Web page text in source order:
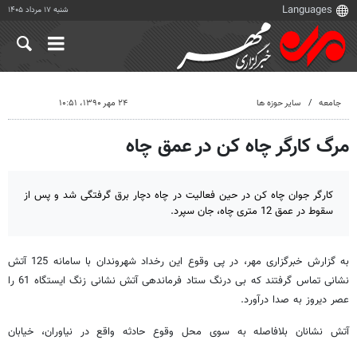
شنبه ۱۷ مرداد ۱۴۰۵
جامعه سایر حوزه ها ۲۴ مهر ۱۳۹۰، ۱۰:۵۱
مرگ کارگر چاه کن در عمق چاه
کارگر جوان چاه کن در حین فعالیت در چاه دچار برق گرفتگی شد و پس از
سقوط در عمق 12 متری چاه، جان سپرد.
به گزارش خبرگزاری مهر، در پی وقوع این رخداد شهروندان با سامانه 125 آتش
نشانی تماس گرفتند که بی درنگ ستاد فرماندهی آتش نشانی زنگ ایستگاه 61 را
عصر دیروز به صدا درآورد.
آتش نشانان بلافاصله به سوی محل وقوع حادثه واقع در نیاوران، خیابان